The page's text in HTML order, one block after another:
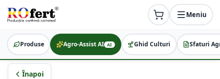
Meniu
Produse Agro-Assist AI AI Ghid Culturi Sfaturi
Înapoi